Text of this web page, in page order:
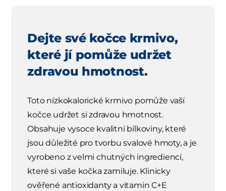
Dejte své kočce krmivo,
které jí pomůže udržet
zdravou hmotnost.
Toto nízkokalorické krmivo pomůže vaší
kočce udržet si zdravou hmotnost.
Obsahuje vysoce kvalitní bílkoviny, které
jsou důležité pro tvorbu svalové hmoty, a je
vyrobeno z velmi chutných ingrediencí,
které si vaše kočka zamiluje. Klinicky
ověřené antioxidanty a vitamin C+E